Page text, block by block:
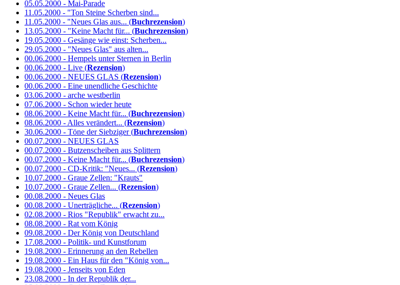
05.05.2000 - Mai-Parade
11.05.2000 - "Ton Steine Scherben sind...
11.05.2000 - "Neues Glas aus... (Buchrezension)
13.05.2000 - "Keine Macht für... (Buchrezension)
19.05.2000 - Gesänge wie einst: Scherben...
29.05.2000 - "Neues Glas" aus alten...
00.06.2000 - Hempels unter Sternen in Berlin
00.06.2000 - Live (Rezension)
00.06.2000 - NEUES GLAS (Rezension)
00.06.2000 - Eine unendliche Geschichte
03.06.2000 - arche westberlin
07.06.2000 - Schon wieder heute
08.06.2000 - Keine Macht für... (Buchrezension)
08.06.2000 - Alles verändert... (Rezension)
30.06.2000 - Töne der Siebziger (Buchrezension)
00.07.2000 - NEUES GLAS
00.07.2000 - Butzenscheiben aus Splittern
00.07.2000 - Keine Macht für... (Buchrezension)
00.07.2000 - CD-Kritik: "Neues... (Rezension)
10.07.2000 - Graue Zellen: "Krauts"
10.07.2000 - Graue Zellen... (Rezension)
00.08.2000 - Neues Glas
00.08.2000 - Unerträgliche... (Rezension)
02.08.2000 - Rios "Republik" erwacht zu...
08.08.2000 - Rat vom König
09.08.2000 - Der König von Deutschland
17.08.2000 - Politik- und Kunstforum
19.08.2000 - Erinnerung an den Rebellen
19.08.2000 - Ein Haus für den "König von...
19.08.2000 - Jenseits von Eden
23.08.2000 - In der Republik der...